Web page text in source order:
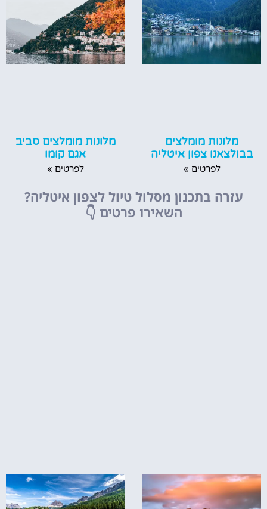
מלונות מומלצים
בבולצאנו צפון איטליה
לפרטים »
מלונות מומלצים סביב
אגם קומו
לפרטים »
עזרה בתכנון מסלול טיול לצפון איטליה?
השאירו פרטים 👇